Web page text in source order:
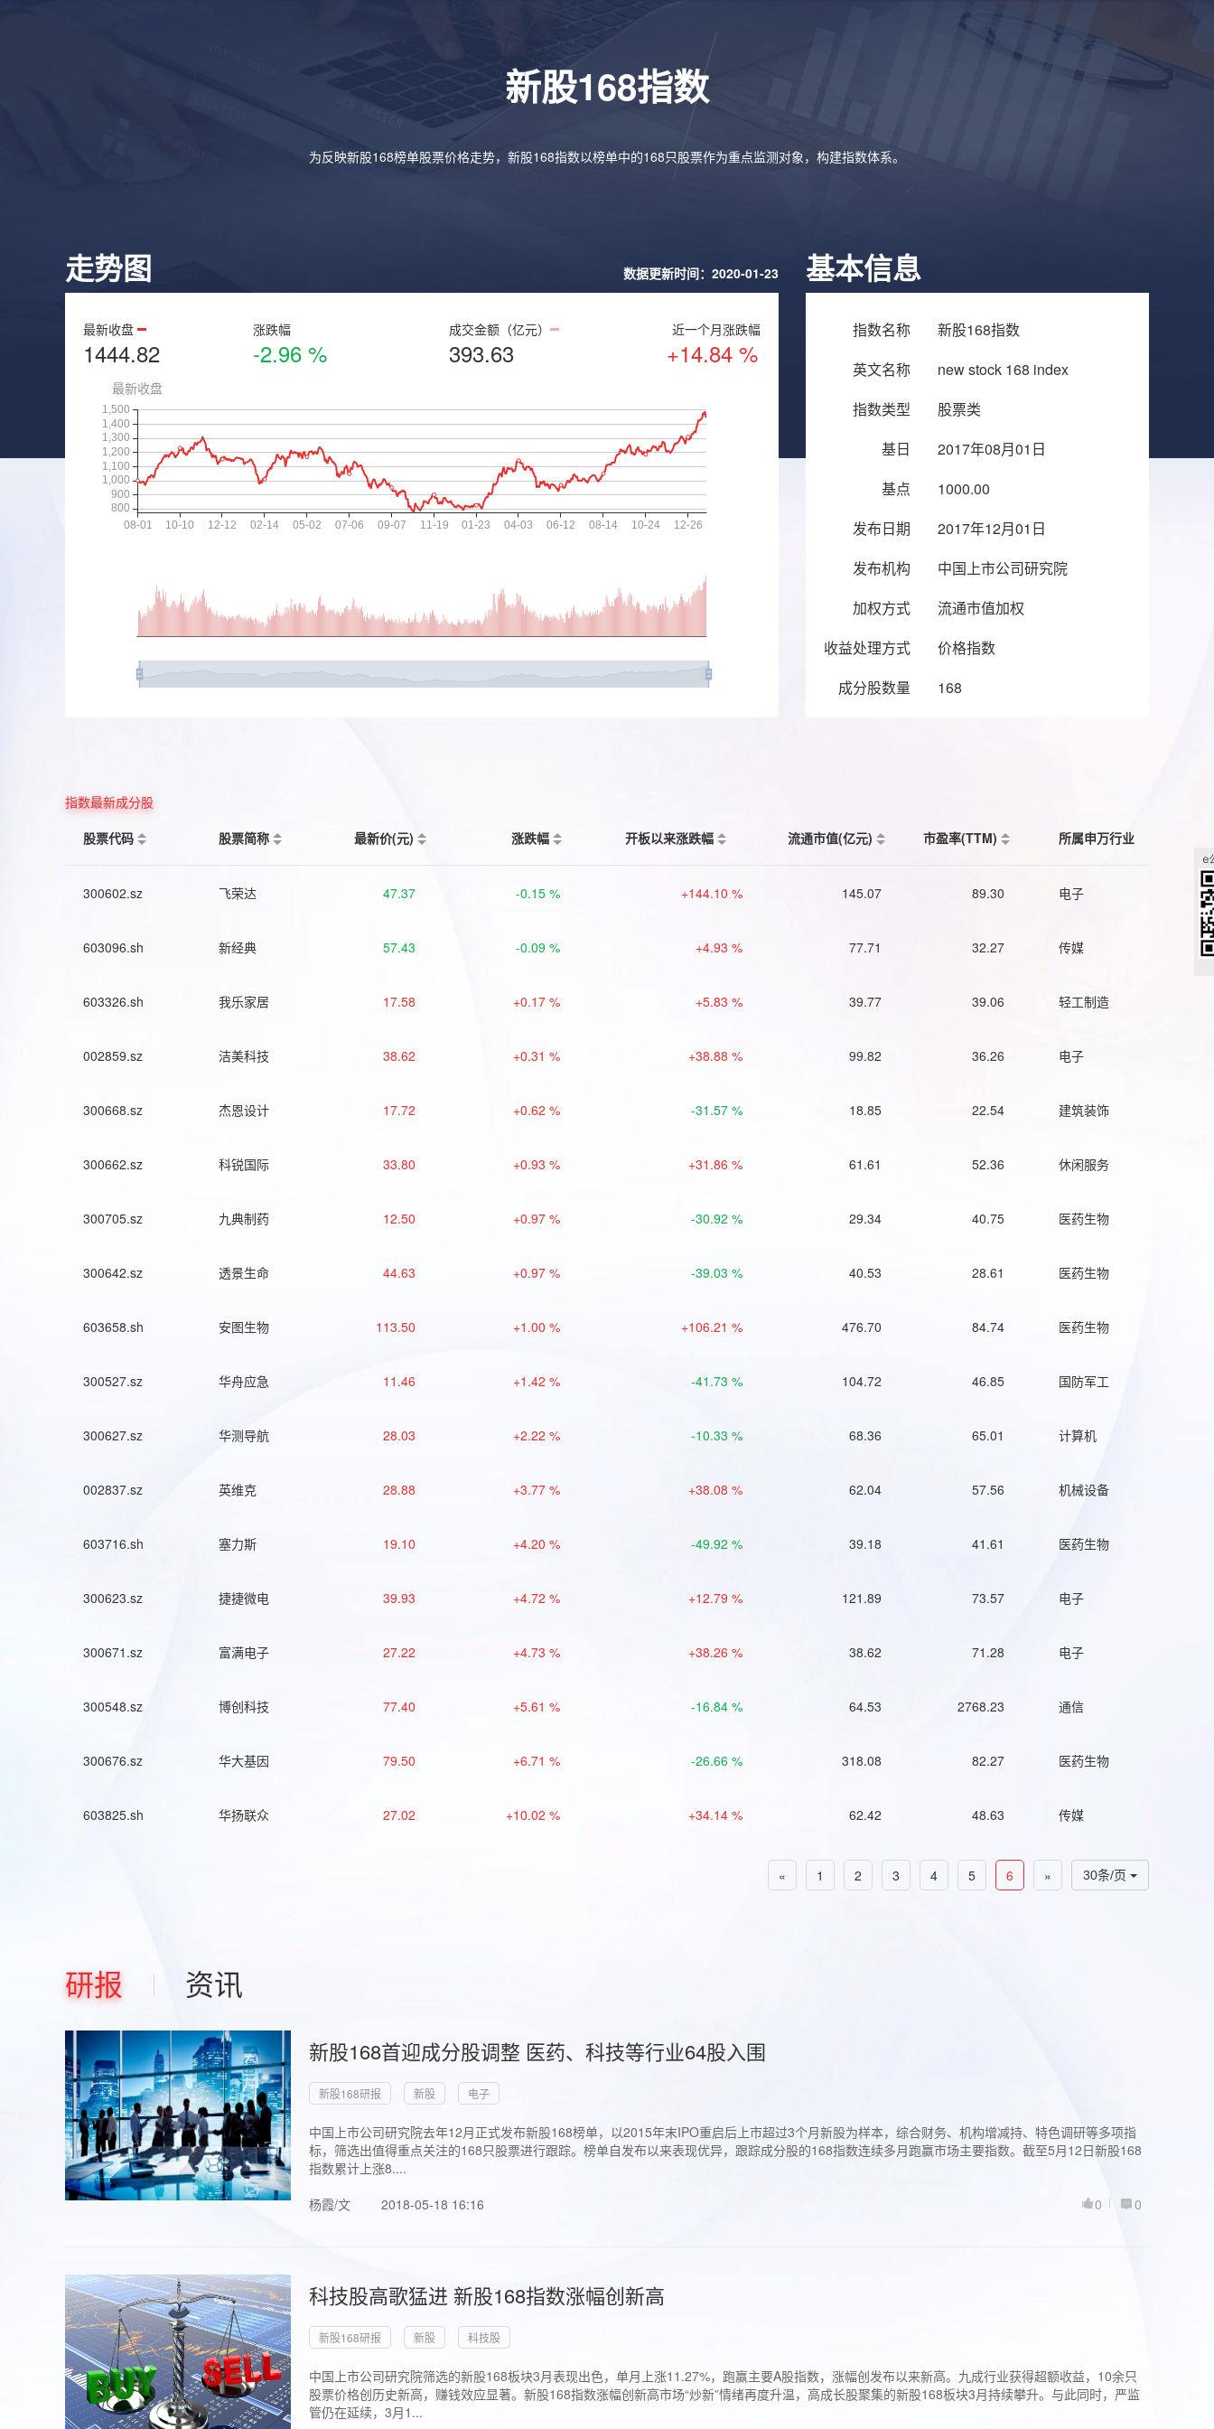
新股168指数
为反映新股168榜单股票价格走势，新股168指数以榜单中的168只股票作为重点监测对象，构建指数体系。
走势图 数据更新时间：2020-01-23
最新收盘
1444.82
涨跌幅
-2.96 %
成交金额（亿元）
393.63
近一个月涨跌幅
+14.84 %
基本信息
指数名称
新股168指数
英文名称
new stock 168 index
指数类型
股票类
基日
2017年08月01日
基点
1000.00
发布日期
2017年12月01日
发布机构
中国上市公司研究院
加权方式
流通市值加权
收益处理方式
价格指数
成分股数量
168
指数最新成分股
股票代码
股票简称 最新价(元) 涨跌幅 开板以来涨跌幅 流通市值(亿元) 市盈率(TTM) 所属申万行业
300602.sz 飞荣达 47.37 -0.15 % +144.10 % 145.07 89.30 电子
603096.sh 新经典 57.43 -0.09 % +4.93 % 77.71 32.27 传媒
603326.sh 我乐家居 17.58 +0.17 % +5.83 % 39.77 39.06 轻工制造
002859.sz 洁美科技 38.62 +0.31 % +38.88 % 99.82 36.26 电子
300668.sz 杰恩设计 17.72 +0.62 % -31.57 % 18.85 22.54 建筑装饰
300662.sz 科锐国际 33.80 +0.93 % +31.86 % 61.61 52.36 休闲服务
300705.sz 九典制药 12.50 +0.97 % -30.92 % 29.34 40.75 医药生物
300642.sz 透景生命 44.63 +0.97 % -39.03 % 40.53 28.61 医药生物
603658.sh 安图生物 113.50 +1.00 % +106.21 % 476.70 84.74 医药生物
300527.sz 华舟应急 11.46 +1.42 % -41.73 % 104.72 46.85 国防军工
300627.sz 华测导航 28.03 +2.22 % -10.33 % 68.36 65.01 计算机
002837.sz 英维克 28.88 +3.77 % +38.08 % 62.04 57.56 机械设备
603716.sh 塞力斯 19.10 +4.20 % -49.92 % 39.18 41.61 医药生物
300623.sz 捷捷微电 39.93 +4.72 % +12.79 % 121.89 73.57 电子
300671.sz 富满电子 27.22 +4.73 % +38.26 % 38.62 71.28 电子
300548.sz 博创科技 77.40 +5.61 % -16.84 % 64.53 2768.23 通信
300676.sz 华大基因 79.50 +6.71 % -26.66 % 318.08 82.27 医药生物
603825.sh 华扬联众 27.02 +10.02 % +34.14 % 62.42 48.63 传媒
30条/页
« 1 2 3 4 5 6 »
研报 资讯
新股168首迎成分股调整 医药、科技等行业64股入围
新股168研报 新股 电子
中国上市公司研究院去年12月正式发布新股168榜单，以2015年末IPO重启后上市超过3个月新股为样本，综合财务、机构增减持、特色调研等多项指
标，筛选出值得重点关注的168只股票进行跟踪。榜单自发布以来表现优异，跟踪成分股的168指数连续多月跑赢市场主要指数。截至5月12日新股168
指数累计上涨8....
杨霞/文
2018-05-18 16:16 0
0
科技股高歌猛进 新股168指数涨幅创新高
新股168研报 新股 科技股
中国上市公司研究院筛选的新股168板块3月表现出色，单月上涨11.27%，跑赢主要A股指数，涨幅创发布以来新高。九成行业获得超额收益，10余只
股票价格创历史新高，赚钱效应显著。新股168指数涨幅创新高市场“炒新”情绪再度升温，高成长股聚集的新股168板块3月持续攀升。与此同时，严监
管仍在延续，3月1...